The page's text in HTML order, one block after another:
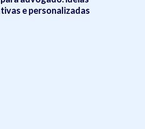
e personalizadas